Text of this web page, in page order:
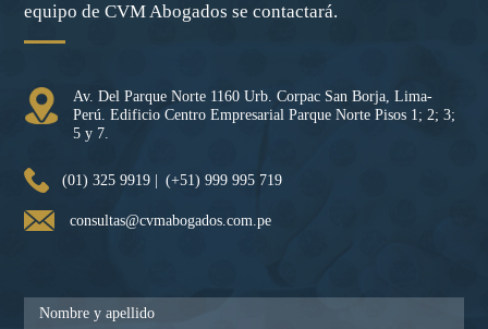
equipo de CVM Abogados se contactará.
Av. Del Parque Norte 1160 Urb. Corpac San Borja, Lima-
Perú. Edificio Centro Empresarial Parque Norte Pisos 1; 2; 3;
5 y 7.
(01) 325 9919 | (+51) 999 995 719
consultas@cvmabogados.com.pe